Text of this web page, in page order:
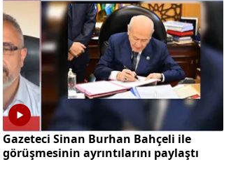
Gazeteci Sinan Burhan Bahçeli ile
görüşmesinin ayrıntılarını paylaştı